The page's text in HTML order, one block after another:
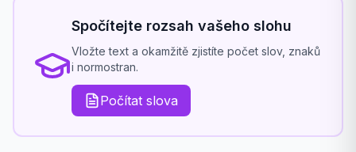
Spočítejte rozsah vašeho slohu
Vložte text a okamžitě zjistíte počet slov, znaků
i normostran.
Počítat slova